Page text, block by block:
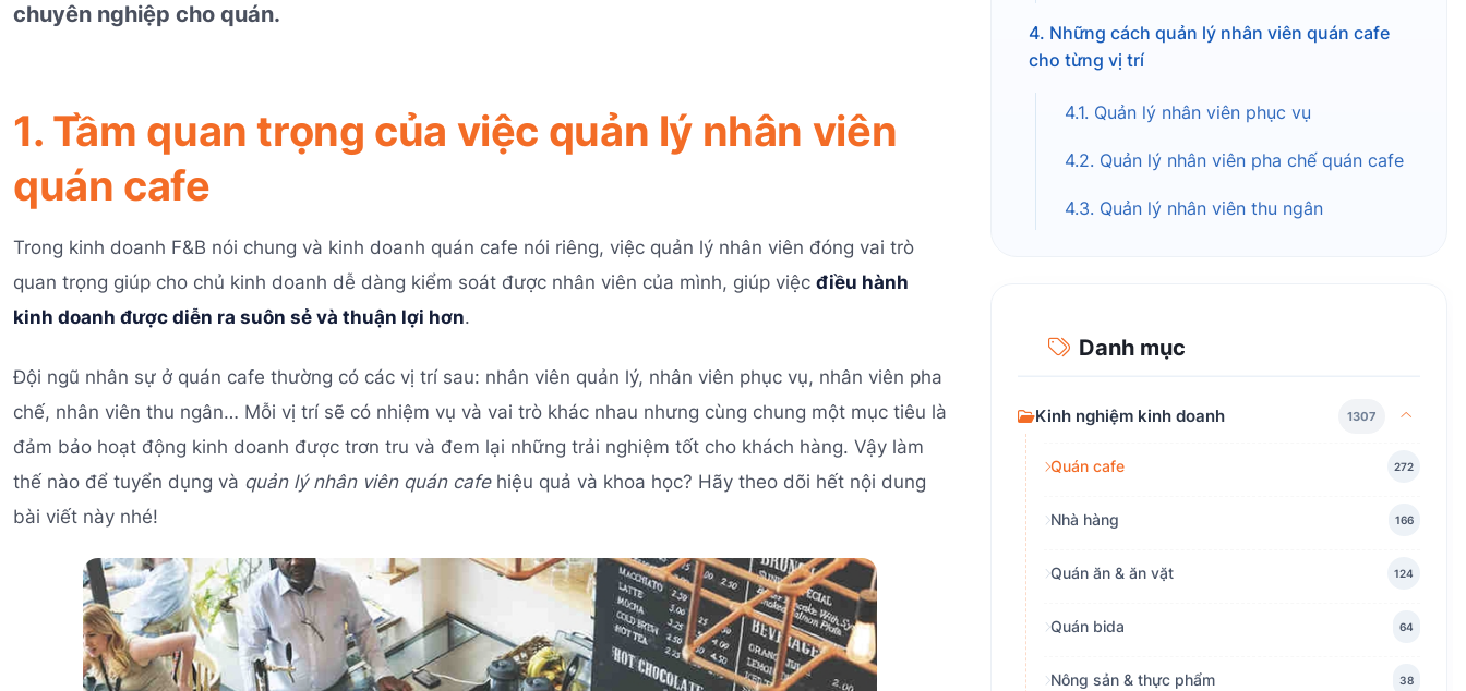
chuyên nghiệp cho quán.
1. Tầm quan trọng của việc quản lý nhân viên
quán cafe
Trong kinh doanh F&B nói chung và kinh doanh quán cafe nói riêng, việc quản lý nhân viên đóng vai trò
quan trọng giúp cho chủ kinh doanh dễ dàng kiểm soát được nhân viên của mình, giúp việc điều hành
kinh doanh được diễn ra suôn sẻ và thuận lợi hơn.
Đội ngũ nhân sự ở quán cafe thường có các vị trí sau: nhân viên quản lý, nhân viên phục vụ, nhân viên pha
chế, nhân viên thu ngân… Mỗi vị trí sẽ có nhiệm vụ và vai trò khác nhau nhưng cùng chung một mục tiêu là
đảm bảo hoạt động kinh doanh được trơn tru và đem lại những trải nghiệm tốt cho khách hàng. Vậy làm
thế nào để tuyển dụng và quản lý nhân viên quán cafehiệu quả và khoa học? Hãy theo dõi hết nội dung
bài viết này nhé!
4. Những cách quản lý nhân viên quán cafe
cho từng vị trí
4.1. Quản lý nhân viên phục vụ
4.2. Quản lý nhân viên pha chế quán cafe
4.3. Quản lý nhân viên thu ngân
Danh mục
Kinh nghiệm kinh doanh 1307
Quán cafe 272
Nhà hàng 166
Quán ăn & ăn vặt 124
Quán bida 64
Nông sản & thực phẩm 38